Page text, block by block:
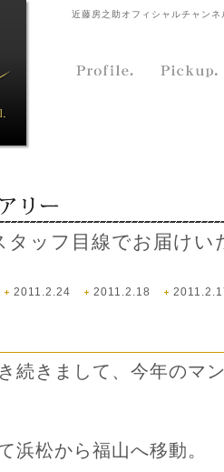
近藤房之助オフィシャルチャン
タッフ目線でお届けい
2011.2.24 2011.2.18
続きまして、今年のマ
浜松から福山へ移動。